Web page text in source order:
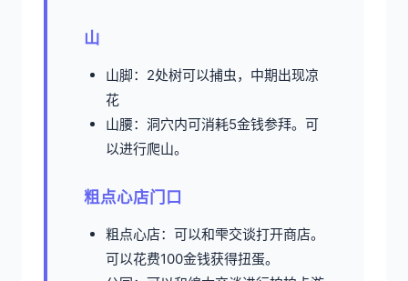
山
山脚：2处树可以捕虫，中期出现凉
花
山腰：洞穴内可消耗5金钱参拜。可
以进行爬山。
粗点心店门口
粗点心店：可以和雫交谈打开商店。
可以花费100金钱获得扭蛋。